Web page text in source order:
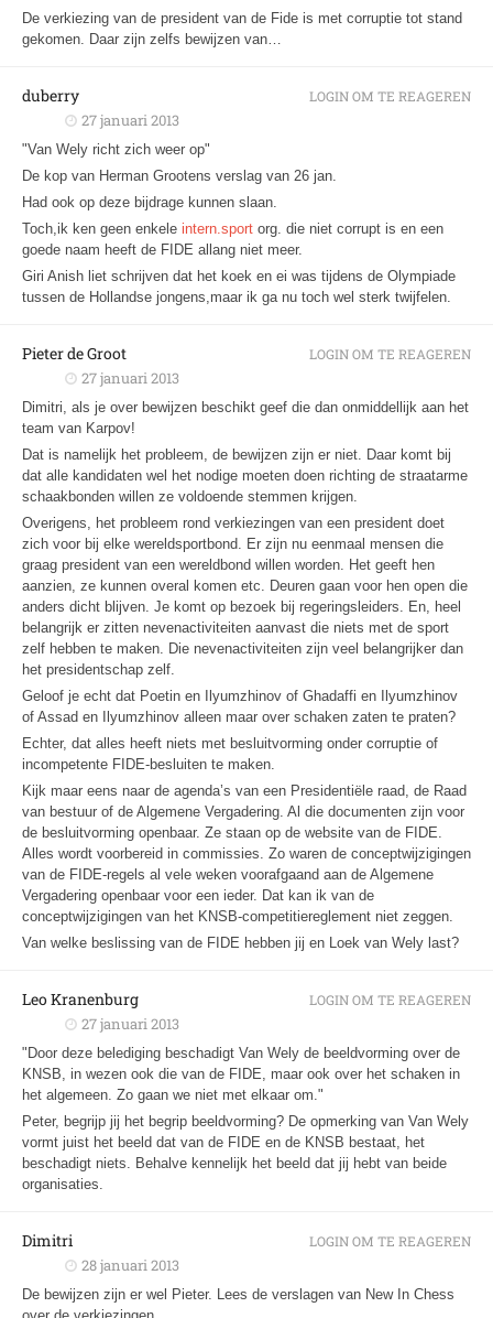
De verkiezing van de president van de Fide is met corruptie tot stand
gekomen. Daar zijn zelfs bewijzen van…
duberry
27 januari 2013
"Van Wely richt zich weer op"
De kop van Herman Grootens verslag van 26 jan.
Had ook op deze bijdrage kunnen slaan.
Toch,ik ken geen enkele intern.sport org. die niet corrupt is en een
goede naam heeft de FIDE allang niet meer.
Giri Anish liet schrijven dat het koek en ei was tijdens de Olympiade
tussen de Hollandse jongens,maar ik ga nu toch wel sterk twijfelen.
LOGIN OM TE REAGEREN
Pieter de Groot
27 januari 2013
Dimitri, als je over bewijzen beschikt geef die dan onmiddellijk aan het
team van Karpov!
Dat is namelijk het probleem, de bewijzen zijn er niet. Daar komt bij
dat alle kandidaten wel het nodige moeten doen richting de straatarme
schaakbonden willen ze voldoende stemmen krijgen.
Overigens, het probleem rond verkiezingen van een president doet
zich voor bij elke wereldsportbond. Er zijn nu eenmaal mensen die
graag president van een wereldbond willen worden. Het geeft hen
aanzien, ze kunnen overal komen etc. Deuren gaan voor hen open die
anders dicht blijven. Je komt op bezoek bij regeringsleiders. En, heel
belangrijk er zitten nevenactiviteiten aanvast die niets met de sport
zelf hebben te maken. Die nevenactiviteiten zijn veel belangrijker dan
het presidentschap zelf.
Geloof je echt dat Poetin en Ilyumzhinov of Ghadaffi en Ilyumzhinov
of Assad en Ilyumzhinov alleen maar over schaken zaten te praten?
Echter, dat alles heeft niets met besluitvorming onder corruptie of
incompetente FIDE-besluiten te maken.
Kijk maar eens naar de agenda’s van een Presidentiële raad, de Raad
van bestuur of de Algemene Vergadering. Al die documenten zijn voor
de besluitvorming openbaar. Ze staan op de website van de FIDE.
Alles wordt voorbereid in commissies. Zo waren de conceptwijzigingen
van de FIDE-regels al vele weken voorafgaand aan de Algemene
Vergadering openbaar voor een ieder. Dat kan ik van de
conceptwijzigingen van het KNSB-competitiereglement niet zeggen.
Van welke beslissing van de FIDE hebben jij en Loek van Wely last?
LOGIN OM TE REAGEREN
Leo Kranenburg
27 januari 2013
"Door deze belediging beschadigt Van Wely de beeldvorming over de
KNSB, in wezen ook die van de FIDE, maar ook over het schaken in
het algemeen. Zo gaan we niet met elkaar om."
Peter, begrijp jij het begrip beeldvorming? De opmerking van Van Wely
vormt juist het beeld dat van de FIDE en de KNSB bestaat, het
beschadigt niets. Behalve kennelijk het beeld dat jij hebt van beide
organisaties.
LOGIN OM TE REAGEREN
Dimitri
28 januari 2013
De bewijzen zijn er wel Pieter. Lees de verslagen van New In Chess
LOGIN OM TE REAGEREN